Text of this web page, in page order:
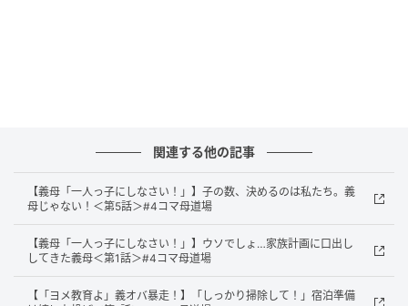
関連する他の記事
【義母「一人っ子にしなさい！」】子の数、決めるのは私たち。義
母じゃない！＜第5話＞#4コマ母道場
【義母「一人っ子にしなさい！」】ウソでしょ…家族計画に口出し
してきた義母＜第1話＞#4コマ母道場
【「ヨメ教育よ」義オバ暴走！】「しっかり掃除して！」宿泊準備